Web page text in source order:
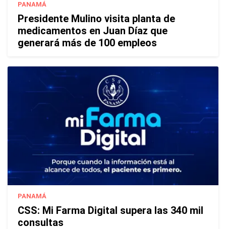
PANAMÁ
Presidente Mulino visita planta de
medicamentos en Juan Díaz que
generará más de 100 empleos
PANAMÁ
CSS: Mi Farma Digital supera las 340 mil
consultas